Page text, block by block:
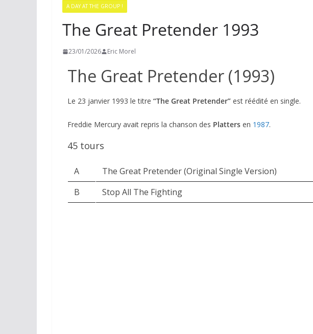
A DAY AT THE GROUP !
The Great Pretender 1993
23/01/2026 Eric Morel
The Great Pretender (1993)
Le 23 janvier 1993 le titre “The Great Pretender” est réédité en single.
Freddie Mercury avait repris la chanson des Platters en 1987.
45 tours
A The Great Pretender (Original Single Version)
B
Stop All The Fighting